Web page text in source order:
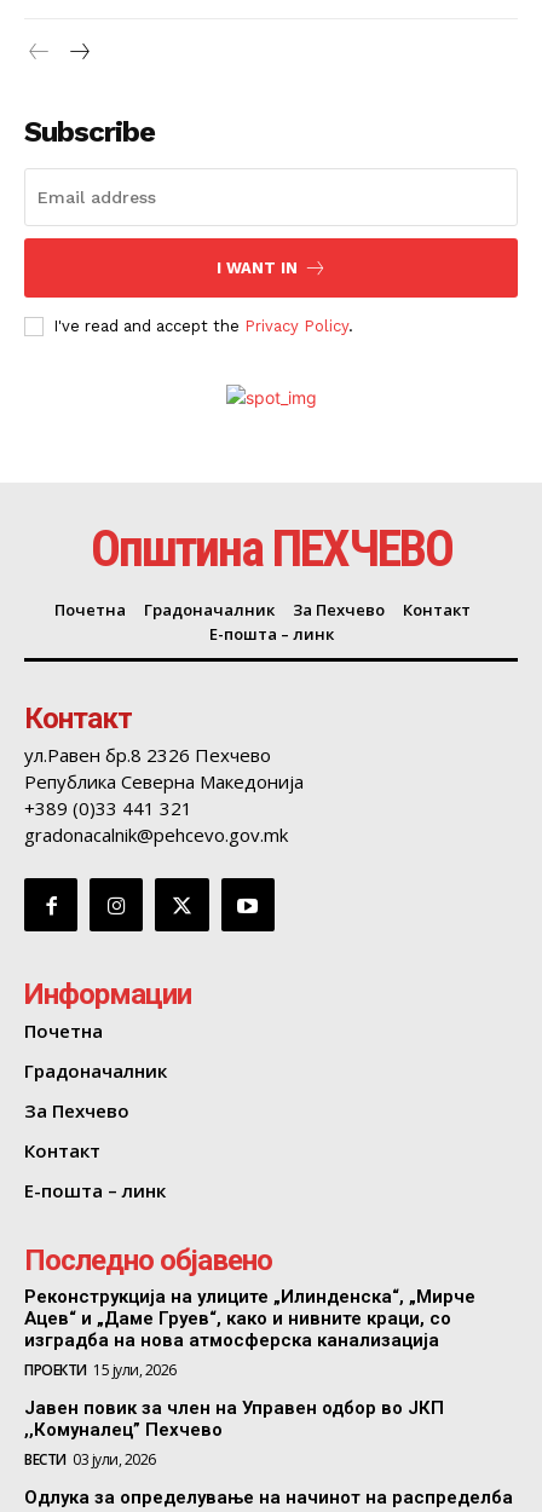
Subscribe
I WANT IN
I've read and accept the Privacy Policy.
Општина ПЕХЧЕВО
Почетна Градоначалник За Пехчево
Контакт
Е-пошта – линк
Контакт
ул.Равен бр.8 2326 Пехчево
Република Северна Македонија
+389 (0)33 441 321
gradonacalnik@pehcevo.gov.mk
Информации
Почетна
Градоначалник
За Пехчево
Контакт
Е-пошта – линк
Последно објавено
Реконструкција на улиците „Илинденска“, „Мирче
Ацев“ и „Даме Груев“, како и нивните краци, со
изградба на нова атмосферска канализација
ПРОЕКТИ 15 јули, 2026
Јавен повик за член на Управен одбор во ЈКП
,,Комуналец” Пехчево
ВЕСТИ 03 јули, 2026
Одлука за определување на начинот на распределба